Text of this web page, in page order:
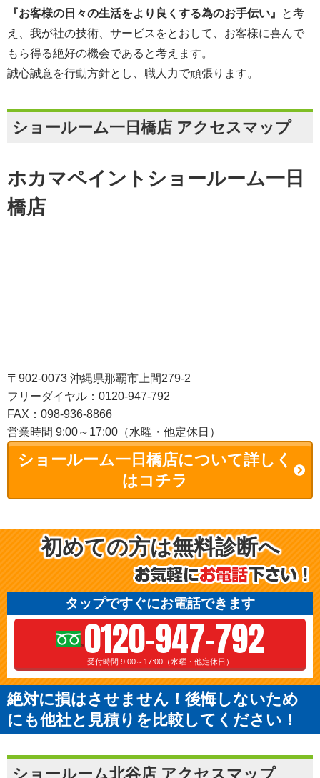
『お客様の日々の生活をより良くする為のお手伝い』
と考
え、我が社の技術、サービスをとおして、お客様に喜んで
もら得る絶好の機会であると考えます。
誠心誠意を行動方針とし、職人力で頑張ります。
ショールーム一日橋店 アクセスマップ
ホカマペイントショールーム一日
橋店
〒902-0073 沖縄県那覇市上間279-2
フリーダイヤル：0120-947-792
FAX：098-936-8866
営業時間 9:00～17:00（水曜・他定休日）
ショールーム一日橋店について詳しく
はコチラ
初めての方は無料診断へ
タップですぐにお電話できます
0120-947-792
受付時間 9:00～17:00（水曜・他定休日）
絶対に損はさせません！後悔しないため
にも他社と見積りを比較してください！
ショールーム北谷店 アクセスマップ